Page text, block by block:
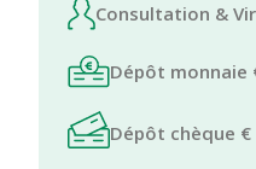
Consultation &
Dépôt monnaie
Dépôt chèque